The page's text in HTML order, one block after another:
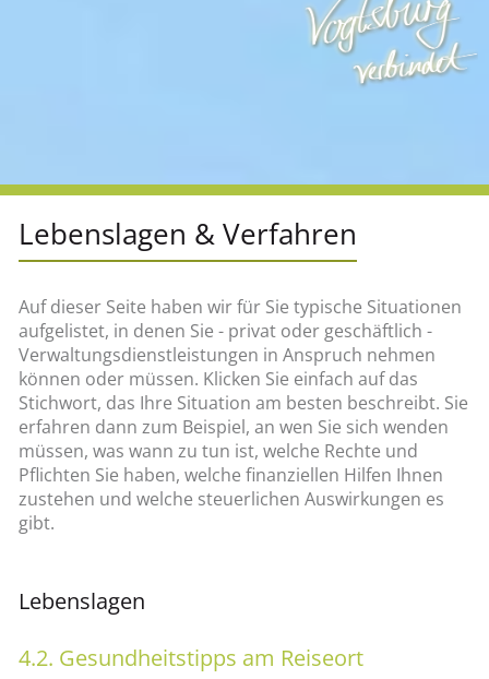
Lebenslagen & Verfahren
Auf dieser Seite haben wir für Sie typische Situationen
aufgelistet, in denen Sie - privat oder geschäftlich -
Verwaltungsdienstleistungen in Anspruch nehmen
können oder müssen. Klicken Sie einfach auf das
Stichwort, das Ihre Situation am besten beschreibt. Sie
erfahren dann zum Beispiel, an wen Sie sich wenden
müssen, was wann zu tun ist, welche Rechte und
Pflichten Sie haben, welche finanziellen Hilfen Ihnen
zustehen und welche steuerlichen Auswirkungen es
gibt.
Lebenslagen
4.2. Gesundheitstipps am Reiseort